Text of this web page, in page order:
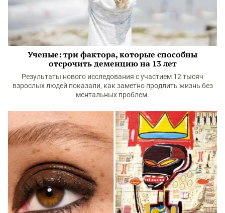
Ученые: три фактора, которые способны
отсрочить деменцию на 13 лет
Результаты нового исследования с участием 12 тысяч
взрослых людей показали, как заметно продлить жизнь без
ментальных проблем.